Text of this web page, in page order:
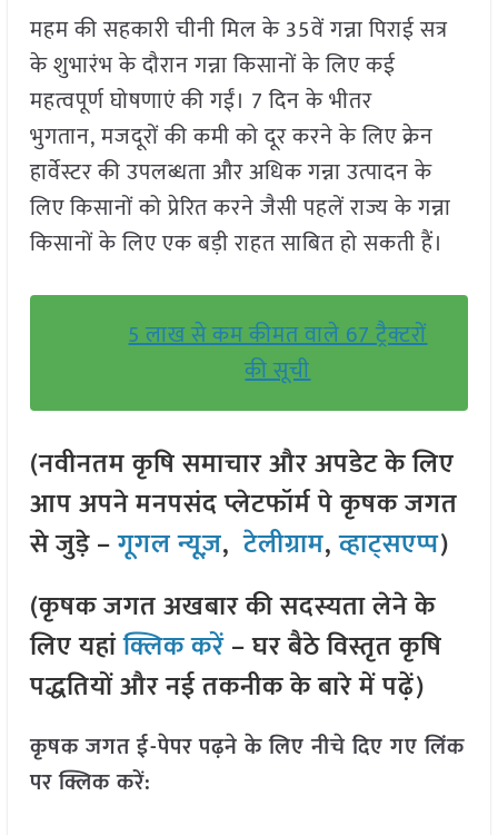
महम की सहकारी चीनी मिल के 35वें गन्ना पिराई सत्र
के शुभारंभ के दौरान गन्ना किसानों के लिए कई
महत्वपूर्ण घोषणाएं की गईं। 7 दिन के भीतर
भुगतान, मजदूरों की कमी को दूर करने के लिए क्रेन
हार्वेस्टर की उपलब्धता और अधिक गन्ना उत्पादन के
लिए किसानों को प्रेरित करने जैसी पहलें राज्य के गन्ना
किसानों के लिए एक बड़ी राहत साबित हो सकती हैं।
5 लाख से कम कीमत वाले 67 ट्रैक्टरों
की सूची
(नवीनतम कृषि समाचार और अपडेट के लिए
आप अपने मनपसंद प्लेटफॉर्म पे कृषक जगत
से जुड़े –गूगल न्यूज़,टेलीग्राम,व्हाट्सएप्प)
(कृषक जगत अखबार की सदस्यता लेने के
लिए यहांक्लिक करें– घर बैठे विस्तृत कृषि
पद्धतियों और नई तकनीक के बारे में पढ़ें)
कृषक जगत ई-पेपर पढ़ने के लिए नीचे दिए गए लिंक
पर क्लिक करें: